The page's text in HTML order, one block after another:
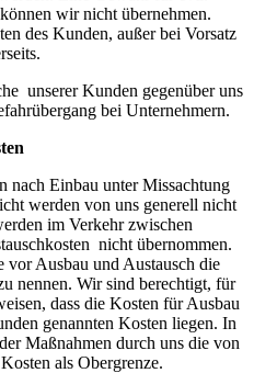
wir nicht übernehmen.
des Kunden, außer bei Vorsatz
unserer Kunden gegenüber uns
bei Unternehmern.
nach Einbau unter Missachtung
werden von uns generell nicht
im Verkehr zwischen
nicht übernommen.
vor Ausbau und Austausch die
nennen. Wir sind berechtigt, für
dass die Kosten für Ausbau
genannten Kosten liegen. In
Maßnahmen durch uns die von
als Obergrenze.